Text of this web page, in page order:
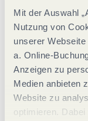
Mit der Auswahl
Nutzung von
unserer
a. Online-
Anzeigen zu
Medien anbieten
Website zu
optimieren.
Hygiene